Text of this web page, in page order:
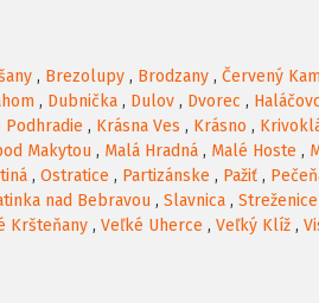
, Brezolupy , Brodzany , Červený
, Dubnička , Dulov , Dvorec ,
Podhradie , Krásna Ves , Krásno ,
Makytou , Malá Hradná , Malé Hoste ,
, Ostratice , Partizánske , Pažiť ,
nad Bebravou , Slavnica , Streženice
Kršteňany , Veľké Uherce , Veľký Klíž ,